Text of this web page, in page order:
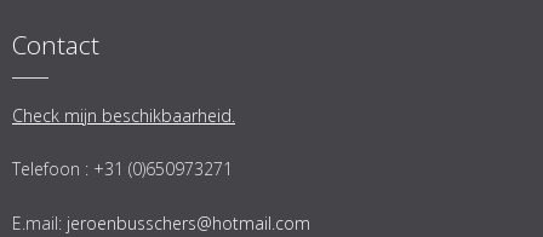
Contact
Check mijn beschikbaarheid.
Telefoon : +31 (0)650973271
E.mail: jeroenbusschers@hotmail.com